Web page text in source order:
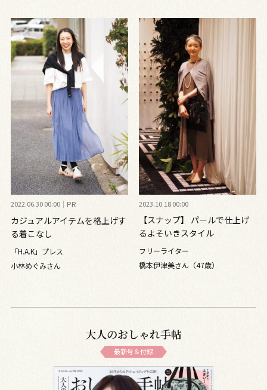
2022.06.30 00:00 PR
カジュアルアイテムを格上げす
る着こなし
「H.A.K」プレス
小林めぐみさん
2023.10.18 00:00
【スナップ】 パールで仕上げ
るよそいきスタイル
フリーライター
橋本伊津美さん（47歳）
大人のおしゃれ手帖
最新号＆付録